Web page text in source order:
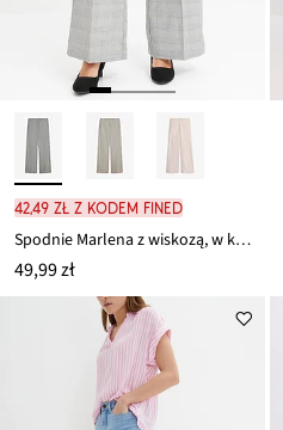
42,49 zł z kodem FINED
Spodnie Marlena z wiskozą, w kratkę
49,99 zł